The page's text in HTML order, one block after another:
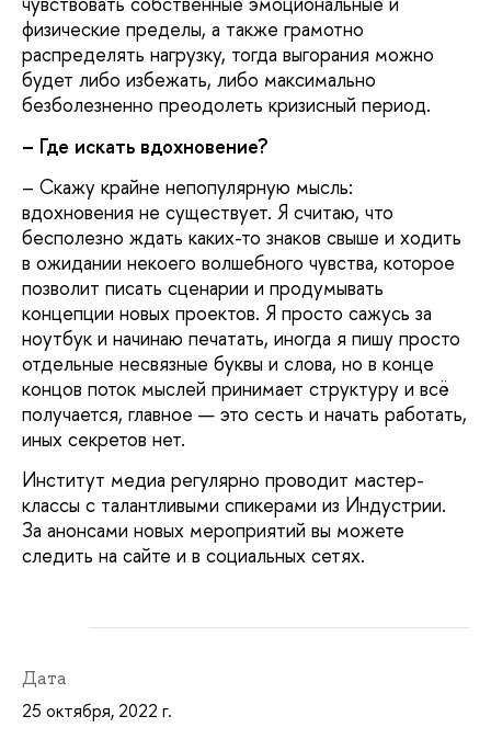
физические пределы, а также грамотно
распределять нагрузку, тогда выгорания можно
будет либо избежать, либо максимально
безболезненно преодолеть кризисный период.
– Где искать вдохновение?
– Скажу крайне непопулярную мысль:
вдохновения не существует. Я считаю, что
бесполезно ждать каких-то знаков свыше и ходить
в ожидании некоего волшебного чувства, которое
позволит писать сценарии и продумывать
концепции новых проектов. Я просто сажусь за
ноутбук и начинаю печатать, иногда я пишу просто
отдельные несвязные буквы и слова, но в конце
концов поток мыслей принимает структуру и всё
получается, главное — это сесть и начать работать,
иных секретов нет.
Институт медиа регулярно проводит мастер-
классы с талантливыми спикерами из Индустрии.
За анонсами новых мероприятий вы можете
следить на сайте и в социальных сетях.
Дата
25 октября, 2022 г.